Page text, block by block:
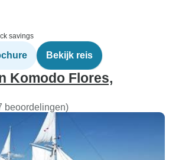
savings
Bekijk reis
Komodo Flores,
beoordelingen)